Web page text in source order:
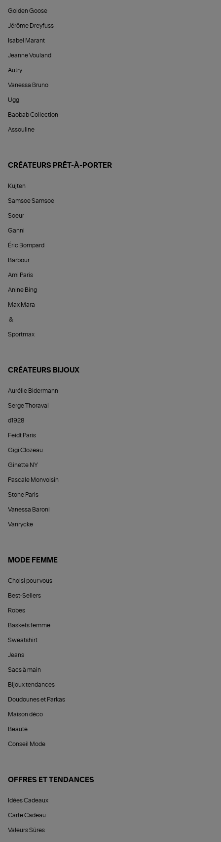
Golden Goose
Jérôme Dreyfuss
Isabel Marant
Jeanne Vouland
Autry
Vanessa Bruno
Ugg
Baobab Collection
Assouline
CRÉATEURS PRÊT-À-PORTER
Kujten
Samsoe Samsoe
Soeur
Ganni
Éric Bompard
Barbour
Ami Paris
Anine Bing
Max Mara
&
Sportmax
CRÉATEURS BIJOUX
Aurélie Bidermann
Serge Thoraval
d1928
Feidt Paris
Gigi Clozeau
Ginette NY
Pascale Monvoisin
Stone Paris
Vanessa Baroni
Vanrycke
MODE FEMME
Choisi pour vous
Best-Sellers
Robes
Baskets femme
Sweatshirt
Jeans
Sacs à main
Bijoux tendances
Doudounes et Parkas
Maison déco
Beauté
Conseil Mode
OFFRES ET TENDANCES
Idées Cadeaux
Carte Cadeau
Valeurs Sûres